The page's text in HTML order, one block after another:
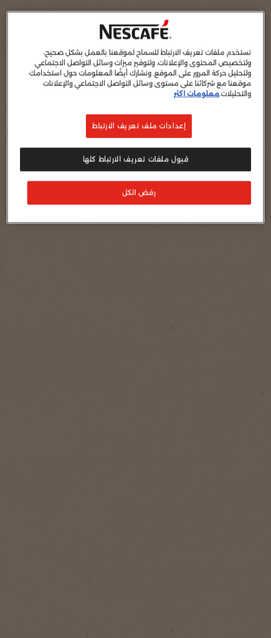
نستخدم ملفات تعريف الارتباط للسماح لموقعنا بالعمل بشكل صحيح،
ولتخصيص المحتوى والإعلانات، ولتوفير ميزات وسائل التواصل الاجتماعي
ولتحليل حركة المرور على الموقع. ونشارك أيضًا المعلومات حول استخدامك
موقعنا مع شركائنا على مستوى وسائل التواصل الاجتماعي والإعلانات
والتحليلات.معلومات اكثر
إعدادات ملف تعريف الارتباط
رفض الكل
قبول ملفات تعريف الارتباط كلها